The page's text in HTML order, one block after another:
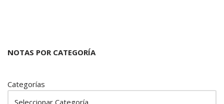
NOTAS POR CATEGORÍA
Categorías